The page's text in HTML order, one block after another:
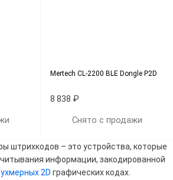
Mertech CL-2200 BLE Dongle P2D
8 838 ₽
Снято с продажи
штрихкодов – это устройства, которые
информации, закодированной
2D графических кодах.